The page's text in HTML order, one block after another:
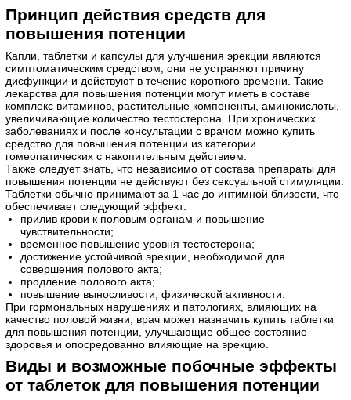
Принцип действия средств для
повышения потенции
Капли, таблетки и капсулы для улучшения эрекции являются
симптоматическим средством, они не устраняют причину
дисфункции и действуют в течение короткого времени. Такие
лекарства для повышения потенции могут иметь в составе
комплекс витаминов, растительные компоненты, аминокислоты,
увеличивающие количество тестостерона. При хронических
заболеваниях и после консультации с врачом можно купить
средство для повышения потенции из категории
гомеопатических с накопительным действием.
Также следует знать, что независимо от состава препараты для
повышения потенции не действуют без сексуальной стимуляции.
Таблетки обычно принимают за 1 час до интимной близости, что
обеспечивает следующий эффект:
прилив крови к половым органам и повышение
чувствительности;
временное повышение уровня тестостерона;
достижение устойчивой эрекции, необходимой для
совершения полового акта;
продление полового акта;
повышение выносливости, физической активности.
При гормональных нарушениях и патологиях, влияющих на
качество половой жизни, врач может назначить купить таблетки
для повышения потенции, улучшающие общее состояние
здоровья и опосредованно влияющие на эрекцию.
Виды и возможные побочные эффекты
от таблеток для повышения потенции